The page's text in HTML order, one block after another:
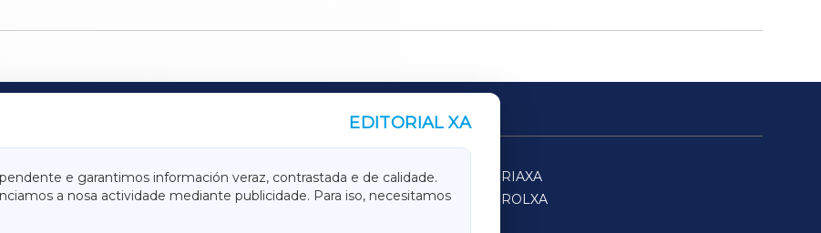
EDITORIAL XA
e garantimos información veraz, contrastada e de calidade.
a nosa actividade mediante publicidade. Para iso, necesitamos
TERRACHAXA
SARRIAXA
ACORUÑAXA
FERROLXA